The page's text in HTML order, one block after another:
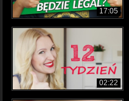
17:05
02:22